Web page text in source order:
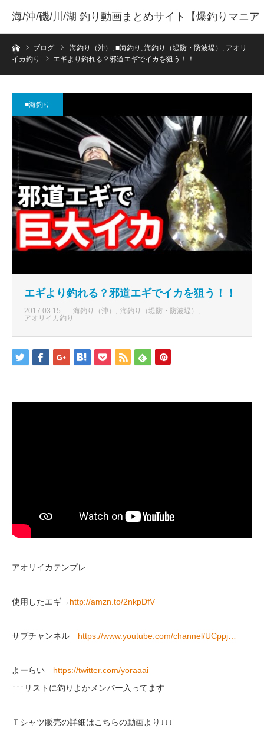
海/沖/磯/川/湖 釣り動画まとめサイト【爆釣りマニア
】ホームブログ 海釣り（沖） , ■海釣り , 海釣り（堤防・防波堤） , アオリ
イカ釣り
エギより釣れる？邪道エギでイカを狙う！！
■海釣り
エギより釣れる？邪道エギでイカを狙う！！
2017.03.15 海釣り（沖）
海釣り（堤防・防波堤）
アオリイカ釣り
アオリイカテンプレ
使用したエギ→ http://amzn.to/2nkpDfV
サブチャンネル https://www.youtube.com/channel/UCppj…
よーらい https://twitter.com/yoraaai
↑↑↑リストに釣りよかメンバー入ってます
Ｔシャツ販売の詳細はこちらの動画より↓↓↓